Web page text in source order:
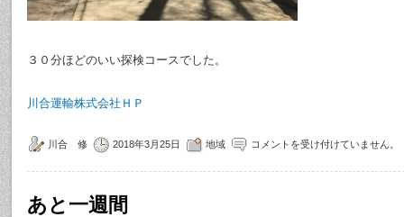
３０分ほどのいい探検コースでした。
川合運輸株式会社ＨＰ
川合 修 2018年3月25日 地域 コメントを受け付けていません。
あと一週間